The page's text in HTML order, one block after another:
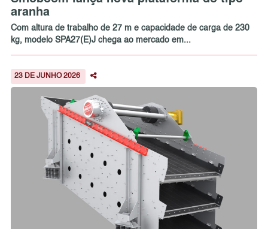
aranha
Com altura de trabalho de 27 m e capacidade de carga de 230
kg, modelo SPA27(E)J chega ao mercado em...
23 DE JUNHO 2026